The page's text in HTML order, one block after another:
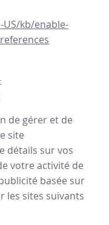
kb/enable-
de gérer et de
site
détails sur vos
votre activité de
basée sur
les sites suivants